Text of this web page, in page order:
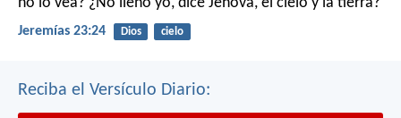
no lo vea? ¿No lleno yo, dice Jehová, el cielo y la tierra?
Jeremías 23:24 Dios cielo
Reciba el Versículo Diario: